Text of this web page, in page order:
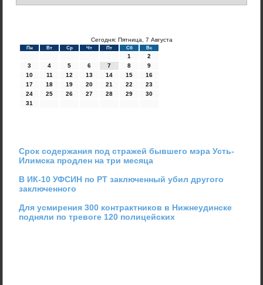
Сегодня: Пятница, 7 Августа
Пн Вт Ср Чт Пт Сб Вс
1
2
3
4 5 6 7 8
9
10
11 12 13 14 15
16
17
18 19 20 21 22
23
24
25 26 27 28 29
30
31
Срок содержания под стражей бывшего мэра Усть-
Илимска продлен на три месяца
В ИК-10 УФСИН по РТ заключенный убил другого
заключенного
Для усмирения 300 контрактников в Нижнеудинске
подняли по тревоге 120 полицейских